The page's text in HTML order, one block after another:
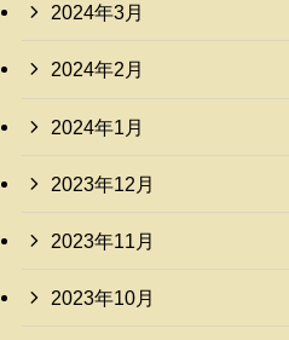
2024年3月
2024年2月
2024年1月
2023年12月
2023年11月
2023年10月